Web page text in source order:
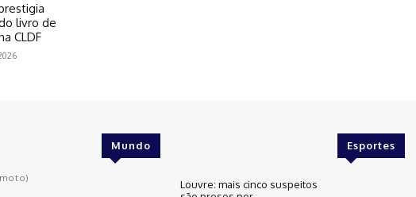
livro de
CLDF
Mundo
Louvre: mais cinco suspeitos
Esportes